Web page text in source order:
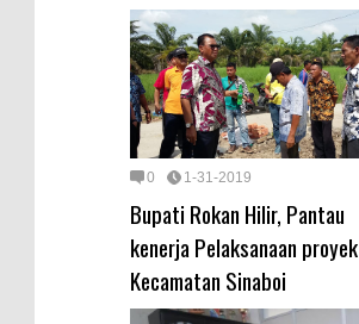
0 1-31-2019
Bupati Rokan Hilir, Pantau
kenerja Pelaksanaan proyek
Kecamatan Sinaboi